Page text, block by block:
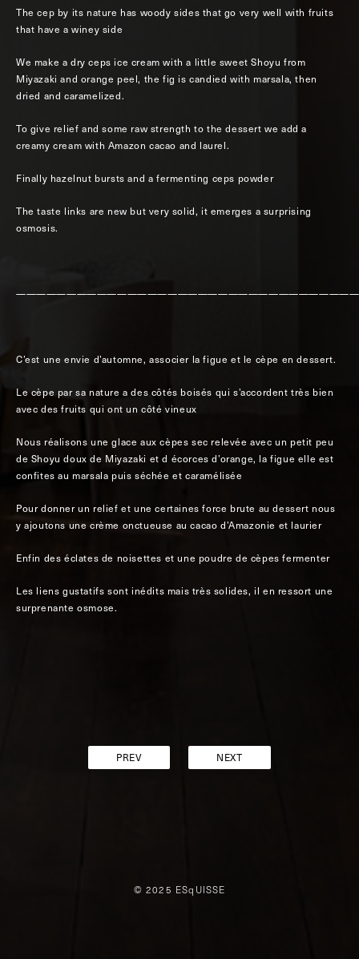
The cep by its nature has woody sides that go very well with fruits
that have a winey side
We make a dry ceps ice cream with a little sweet Shoyu from
Miyazaki and orange peel, the fig is candied with marsala, then
dried and caramelized.
To give relief and some raw strength to the dessert we add a
creamy cream with Amazon cacao and laurel.
Finally hazelnut bursts and a fermenting ceps powder
The taste links are new but very solid, it emerges a surprising
osmosis.
C’est une envie d’automne, associer la figue et le cèpe en dessert.
Le cèpe par sa nature a des côtés boisés qui s’accordent très bien
avec des fruits qui ont un côté vineux
Nous réalisons une glace aux cèpes sec relevée avec un petit peu
de Shoyu doux de Miyazaki et d écorces d’orange, la figue elle est
confites au marsala puis séchée et caramélisée
Pour donner un relief et une certaines force brute au dessert nous
y ajoutons une crème onctueuse au cacao d’Amazonie et laurier
Enfin des éclates de noisettes et une poudre de cèpes fermenter
Les liens gustatifs sont inédits mais très solides, il en ressort une
surprenante osmose.
PREV NEXT
© 2025 ESqUISSE